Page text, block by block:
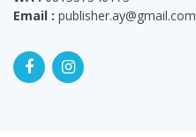
Email : publisher.ay@gmail.com